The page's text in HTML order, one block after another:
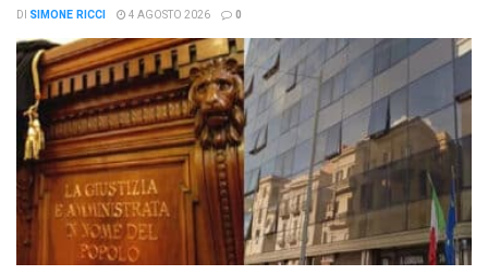
DI SIMONE RICCI 4 AGOSTO 2026 0